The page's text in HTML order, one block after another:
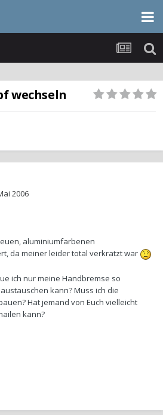
wechseln
2006
aluminiumfarbenen
da meiner leider total verkratzt war
ich nur meine Handbremse so
kann? Muss ich die
Hat jemand von Euch vielleicht
kann?